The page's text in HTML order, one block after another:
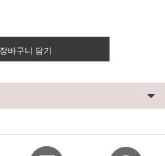
바구니 담기